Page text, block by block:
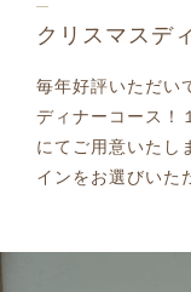
クリスマスデ
毎年好評いただい
ディナーコース！
にてご用意いたし
インをお選びい